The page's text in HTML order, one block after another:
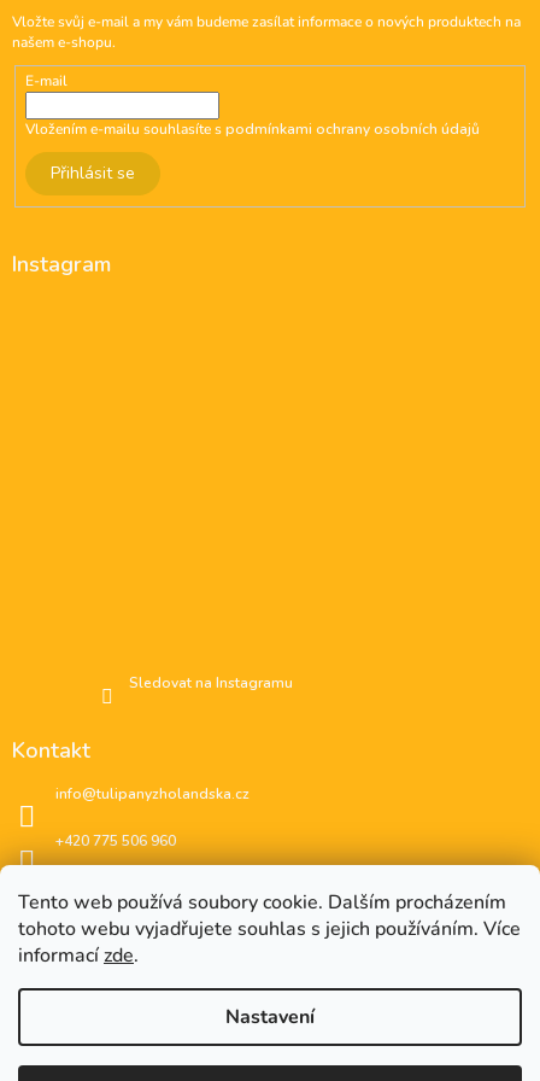
Tento web používá soubory cookie. Dalším procházením
tohoto webu vyjadřujete souhlas s jejich používáním. Více
informacízde.
Nastavení
Vložte svůj e-mail a my vám budeme zasílat informace o nových produktech na
našem e-shopu.
E-mail
Vložením e-mailu souhlasíte spodmínkami ochrany osobních údajů
Přihlásit se
Instagram
Sledovat na Instagramu
Kontakt
info@tulipanyzholandska.cz
+420 775 506 960
instagram